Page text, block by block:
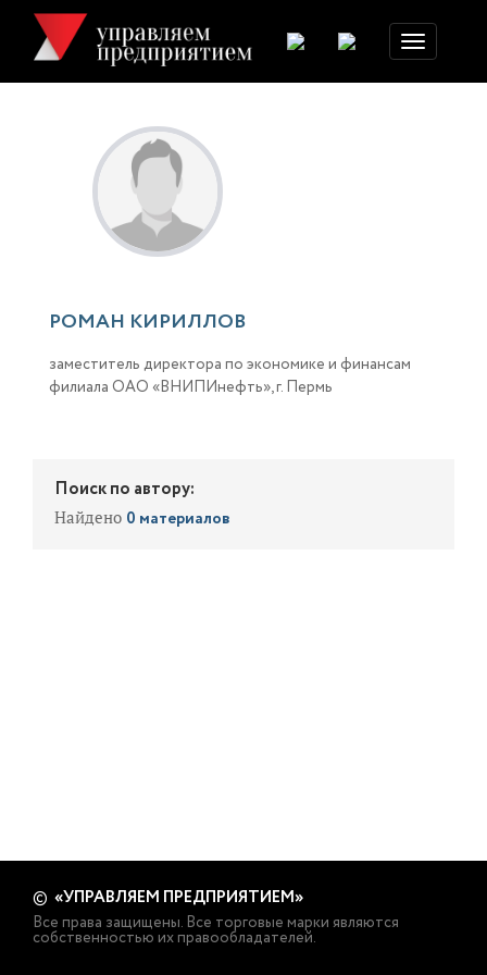
Toggle
navigation
РОМАН КИРИЛЛОВ
заместитель директора по экономике и финансам
филиала ОАО «ВНИПИнефть», г. Пермь
Поиск по автору:
Найдено 0 материалов
© «УПРАВЛЯЕМ ПРЕДПРИЯТИЕМ»
Все права защищены. Все торговые марки являются
собственностью их правообладателей.